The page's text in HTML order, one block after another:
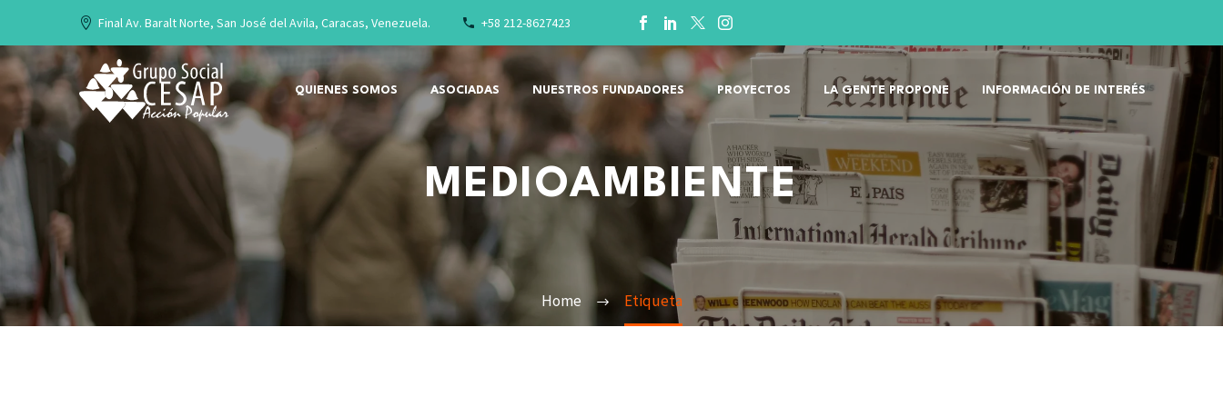
Final Av. Baralt Norte, San José del Avila, Caracas, Venezuela. +58 212-8627423
QUIENES SOMOS ASOCIADAS NUESTROS FUNDADORES PROYECTOS LA GENTE PROPONE INFORMACIÓN DE INTERÉS
MEDIOAMBIENTE
Home Etiqueta